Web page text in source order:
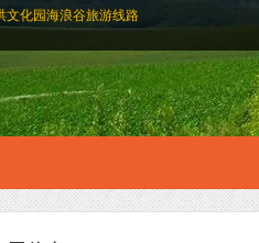
文化园海浪谷旅游线路